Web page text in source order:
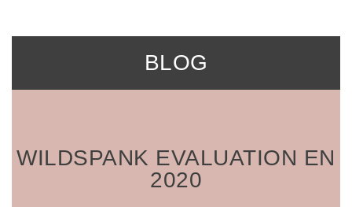
BLOG
WILDSPANK EVALUATION EN
2020